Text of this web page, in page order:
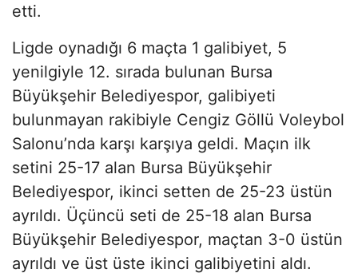
etti.
Ligde oynadığı 6 maçta 1 galibiyet, 5
yenilgiyle 12. sırada bulunan Bursa
Büyükşehir Belediyespor, galibiyeti
bulunmayan rakibiyle Cengiz Göllü Voleybol
Salonu’nda karşı karşıya geldi. Maçın ilk
setini 25-17 alan Bursa Büyükşehir
Belediyespor, ikinci setten de 25-23 üstün
ayrıldı. Üçüncü seti de 25-18 alan Bursa
Büyükşehir Belediyespor, maçtan 3-0 üstün
ayrıldı ve üst üste ikinci galibiyetini aldı.